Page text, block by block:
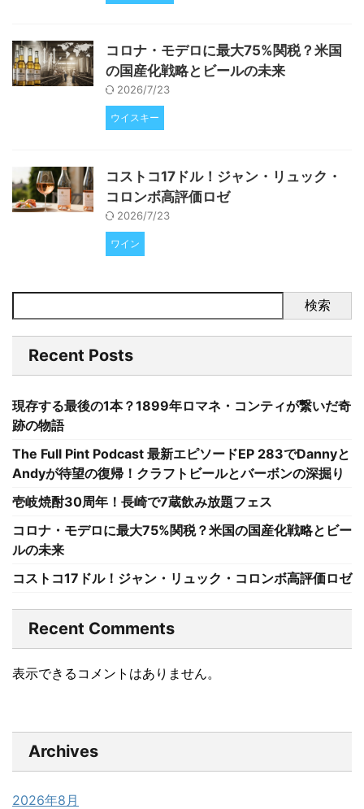
コロナ・モデロに最大75%関税？米国
の国産化戦略とビールの未来
2026/7/23
ウイスキー
コストコ17ドル！ジャン・リュック・
コロンボ高評価ロゼ
2026/7/23
ワイン
検索
Recent Posts
現存する最後の1本？1899年ロマネ・コンティが繋いだ奇
跡の物語
The Full Pint Podcast 最新エピソードEP 283でDannyと
Andyが待望の復帰！クラフトビールとバーボンの深掘り
壱岐焼酎30周年！長崎で7蔵飲み放題フェス
コロナ・モデロに最大75%関税？米国の国産化戦略とビー
ルの未来
コストコ17ドル！ジャン・リュック・コロンボ高評価ロゼ
Recent Comments
表示できるコメントはありません。
Archives
2026年8月